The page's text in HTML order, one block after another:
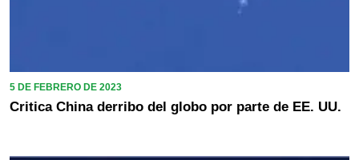
5 DE FEBRERO DE 2023
Critica China derribo del globo por parte de EE. UU.